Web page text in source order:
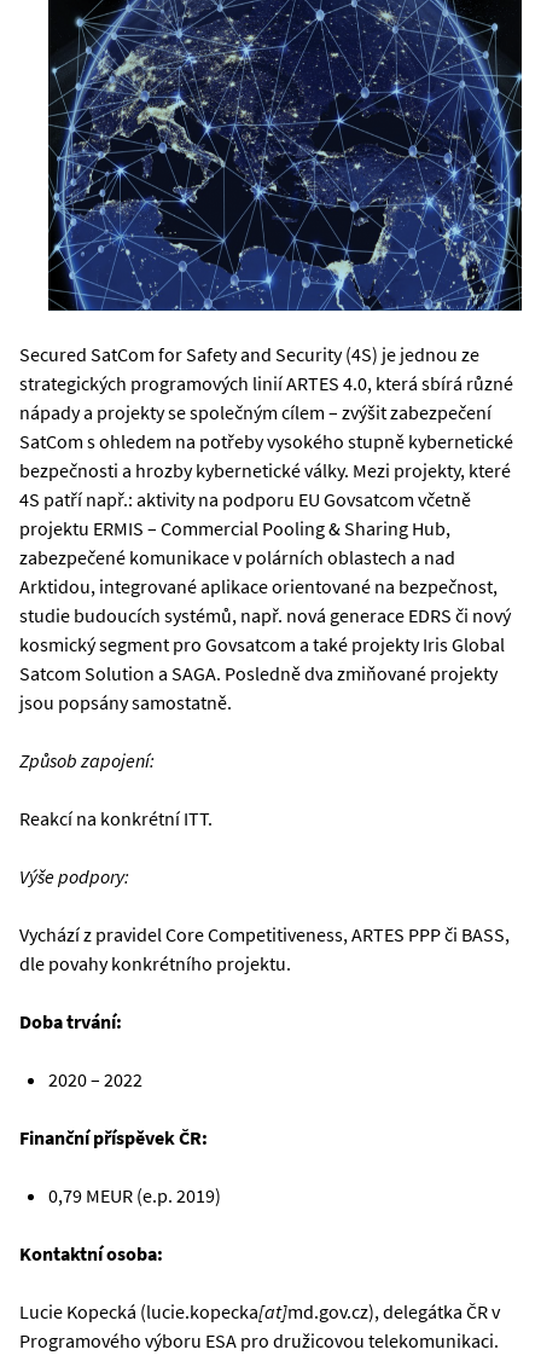
Secured SatCom for Safety and Security (4S) je jednou ze
strategických programových linií ARTES 4.0, která sbírá různé
nápady a projekty se společným cílem – zvýšit zabezpečení
SatCom s ohledem na potřeby vysokého stupně kybernetické
bezpečnosti a hrozby kybernetické války. Mezi projekty, které
4S patří např.: aktivity na podporu EU Govsatcom včetně
projektu ERMIS – Commercial Pooling & Sharing Hub,
zabezpečené komunikace v polárních oblastech a nad
Arktidou, integrované aplikace orientované na bezpečnost,
studie budoucích systémů, např. nová generace EDRS či nový
kosmický segment pro Govsatcom a také projekty Iris Global
Satcom Solution a SAGA. Posledně dva zmiňované projekty
jsou popsány samostatně.
Způsob zapojení:
Reakcí na konkrétní ITT.
Výše podpory:
Vychází z pravidel Core Competitiveness, ARTES PPP či BASS,
dle povahy konkrétního projektu.
Doba trvání:
2020 – 2022
Finanční příspěvek ČR:
0,79 MEUR (e.p. 2019)
Kontaktní osoba:
Lucie Kopecká (lucie.kopecka[at]md.gov.cz), delegátka ČR v
Programového výboru ESA pro družicovou telekomunikaci.